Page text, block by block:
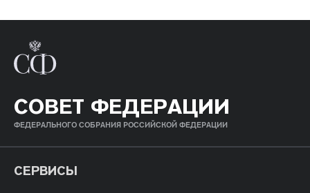
СОВЕТ ФЕДЕРАЦИИ
ФЕДЕРАЛЬНОГО СОБРАНИЯ РОССИЙСКОЙ ФЕДЕРАЦИИ
СЕРВИСЫ